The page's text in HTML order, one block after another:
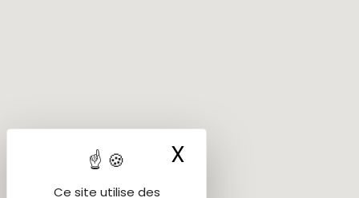
Ce site utilise des
X